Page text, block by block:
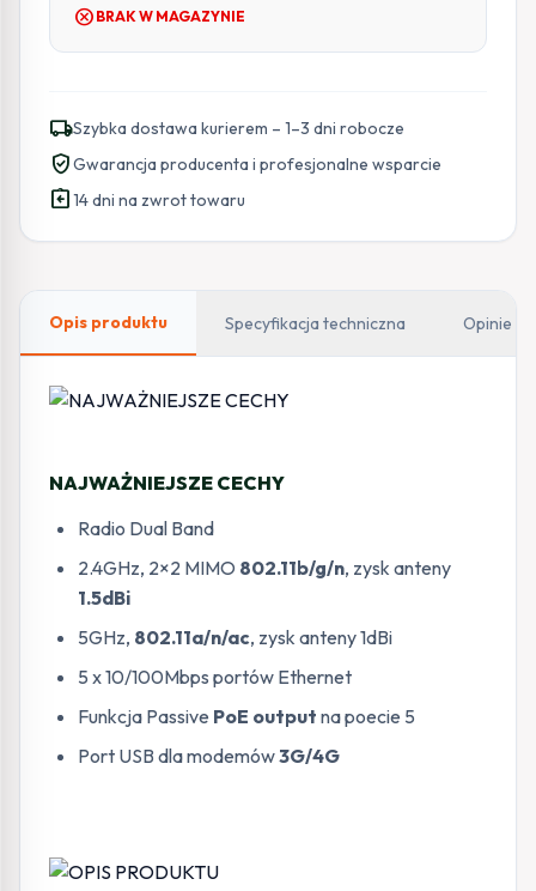
cancel BRAK W MAGAZYNIE
local_shippingSzybka dostawa kurierem – 1–3 dni robocze
verified_userGwarancja producenta i profesjonalne wsparcie
assignment_return14 dni na zwrot towaru
Opis produktu Specyfikacja techniczna Opinie
NAJWAŻNIEJSZE CECHY
Radio Dual Band
2.4GHz, 2×2 MIMO 802.11b/g/n, zysk anteny
1.5dBi
5GHz, 802.11a/n/ac, zysk anteny 1dBi
5 x 10/100Mbps portów Ethernet
Funkcja Passive PoE output na poecie 5
Port USB dla modemów3G/4G